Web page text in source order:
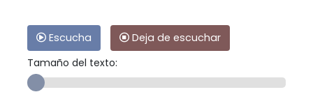
Escucha
Deja de escuchar
Tamaño del texto: